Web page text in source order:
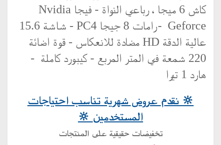
كاش 6 ميجا ، رباعي النواة - فيجا
Nvidia
Geforce
- رامات 8 جيجا PC4 - شاشة 15.6
عالية الدقة HD مضادة للانعكاس - قوة اضائة
220 شمعة في المتر المربع - كيبورد كاملة -
هارد 1 تيرا
🔆 نقدم عروض شهرية تناسب احتياجات
المستخدمين 🔆
تخفيضات حقيقية على المنتجات